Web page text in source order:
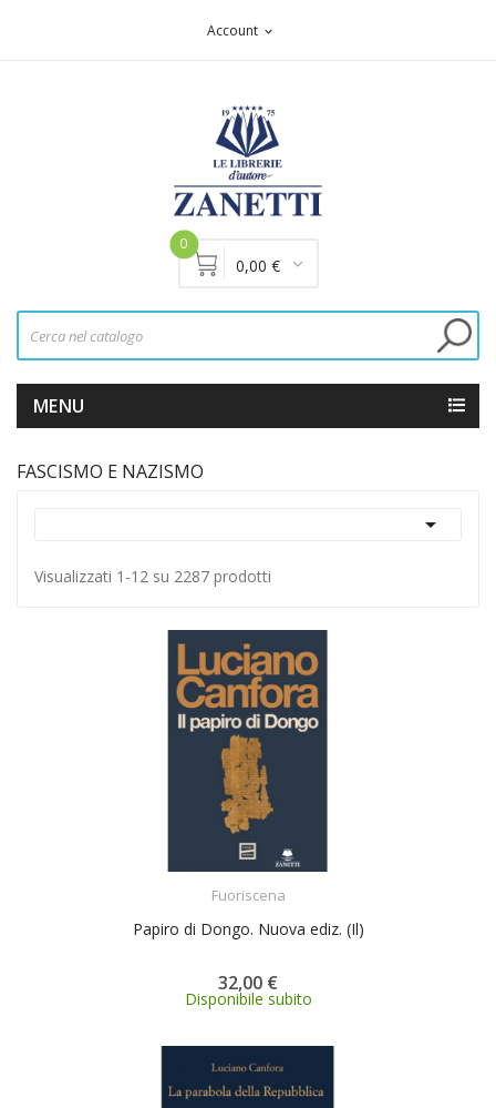
Account expand_more
0
0,00 €
MENU
FASCISMO E NAZISMO

Visualizzati 1-12 su 2287 prodotti
Fuoriscena
Papiro di Dongo. Nuova ediz. (Il)
32,00 €
Disponibile subito